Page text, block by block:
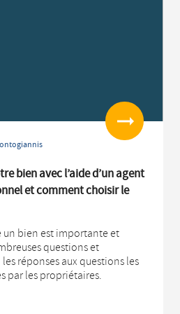
bien avec l’aide d’un agent
et comment choisir le
un bien est importante et
questions et
réponses aux questions les
par les propriétaires.